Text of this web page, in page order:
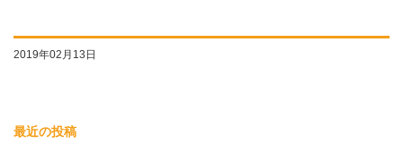
2019年02月13日
最近の投稿